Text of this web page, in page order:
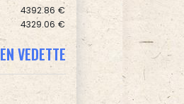
4329.06 €
1111.47 €
5777.71 €
EN VEDETTE